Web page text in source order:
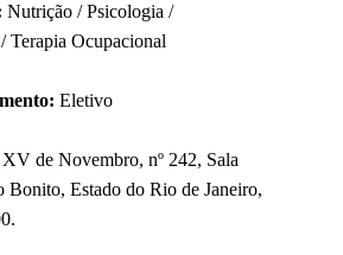
Nutrição / Psicologia /
Terapia Ocupacional
Eletivo
de Novembro, nº 242, Sala
Bonito, Estado do Rio de Janeiro,